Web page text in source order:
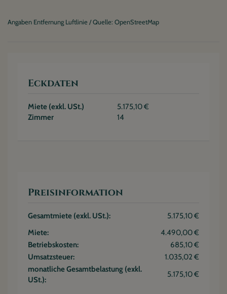
Angaben Entfernung Luftlinie / Quelle: OpenStreetMap
Eckdaten
Miete (exkl. USt.)
5.175,10 €
Zimmer
14
Preisinformation
Gesamtmiete (exkl. USt.):
5.175,10 €
Miete:
4.490,00 €
Betriebskosten:
685,10 €
Umsatzsteuer:
1.035,02 €
monatliche Gesamtbelastung (exkl.
USt.):
5.175,10 €